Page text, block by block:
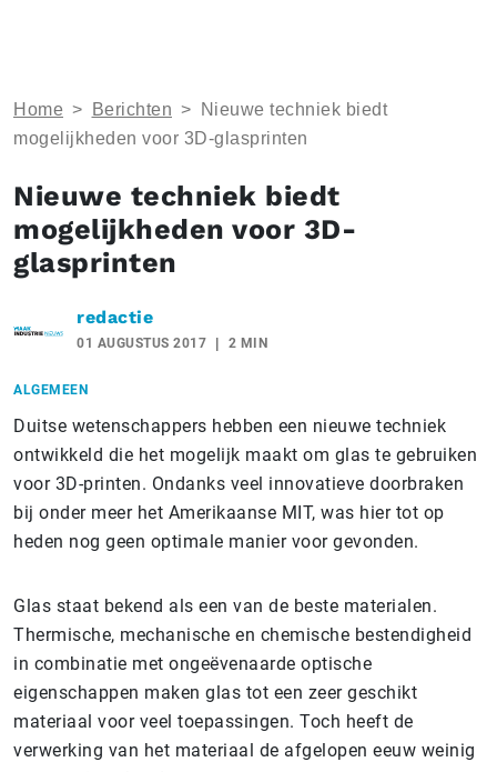
Home > Berichten >
Nieuwe techniek biedt
mogelijkheden voor 3D-glasprinten
Nieuwe techniek biedt
mogelijkheden voor 3D-
glasprinten
redactie
01 AUGUSTUS 2017 2 MIN
ALGEMEEN
Duitse wetenschappers hebben een nieuwe techniek
ontwikkeld die het mogelijk maakt om glas te gebruiken
voor 3D-printen. Ondanks veel innovatieve doorbraken
bij onder meer het Amerikaanse MIT, was hier tot op
heden nog geen optimale manier voor gevonden.
Glas staat bekend als een van de beste materialen.
Thermische, mechanische en chemische bestendigheid
in combinatie met ongeëvenaarde optische
eigenschappen maken glas tot een zeer geschikt
materiaal voor veel toepassingen. Toch heeft de
verwerking van het materiaal de afgelopen eeuw weinig